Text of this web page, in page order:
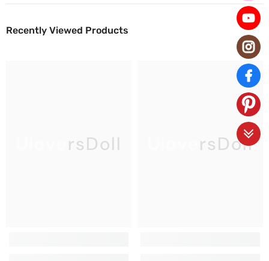
Recently Viewed Products
UloversDoll UloversDoll